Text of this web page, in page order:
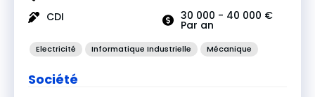
CDI
30 000 - 40 000 €
Par an
Electricité Informatique Industrielle Mécanique
Société